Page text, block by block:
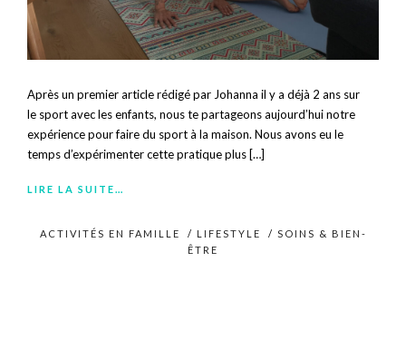
Après un premier article rédigé par Johanna il y a déjà 2 ans sur
le sport avec les enfants, nous te partageons aujourd’hui notre
expérience pour faire du sport à la maison. Nous avons eu le
temps d’expérimenter cette pratique plus […]
LIRE LA SUITE…
ACTIVITÉS EN FAMILLE / LIFESTYLE / SOINS & BIEN-
ÊTRE